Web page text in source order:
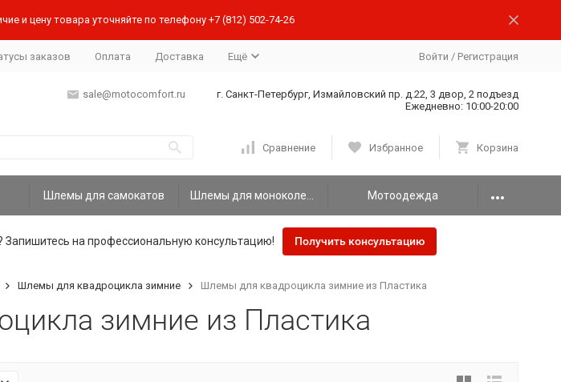
и цену товара уточняйте по телефону +7 (812) 502-74-26
заказов Оплата Доставка Ещё Войти / Регистрация
sale@motocomfort.ru
г. Санкт-Петербург, Измайловский пр. д.22, 3 двор, 2 подъезд
Ежедневно: 10:00-20:00
Сравнение Избранное Корзина
Шлемы для самокатов Мотоодежда
на профессиональную консультацию! Получить консультацию
Шлемы для квадроцикла зимние Шлемы для квадроцикла зимние из Пластика
зимние из Пластика